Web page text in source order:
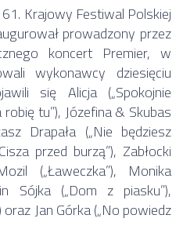
Krajowy Festiwal Polskiej
prowadzony przez
koncert Premier, w
wykonawcy dziesięciu
się Alicja („Spokojnie
tu”), Józefina & Skubas
Drapała („Nie będziesz
przed burzą”), Zabłocki
(„Ławeczka”), Monika
Sójka („Dom z piasku”),
oraz Jan Górka („No powiedz